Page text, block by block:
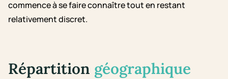
commence à se faire connaître tout en restant
relativement discret.
Répartition géographique